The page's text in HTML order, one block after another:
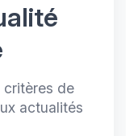
critères de
actualités